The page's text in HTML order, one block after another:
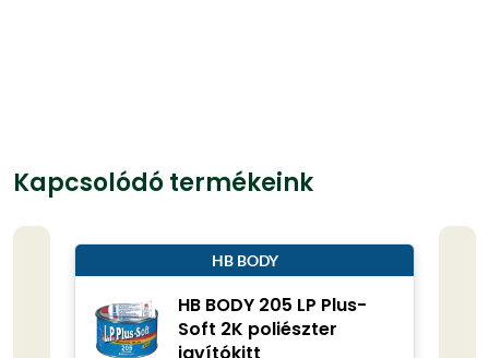
Kapcsolódó termékeink
HB BODY
HB BODY 205 LP Plus-
Soft 2K poliészter